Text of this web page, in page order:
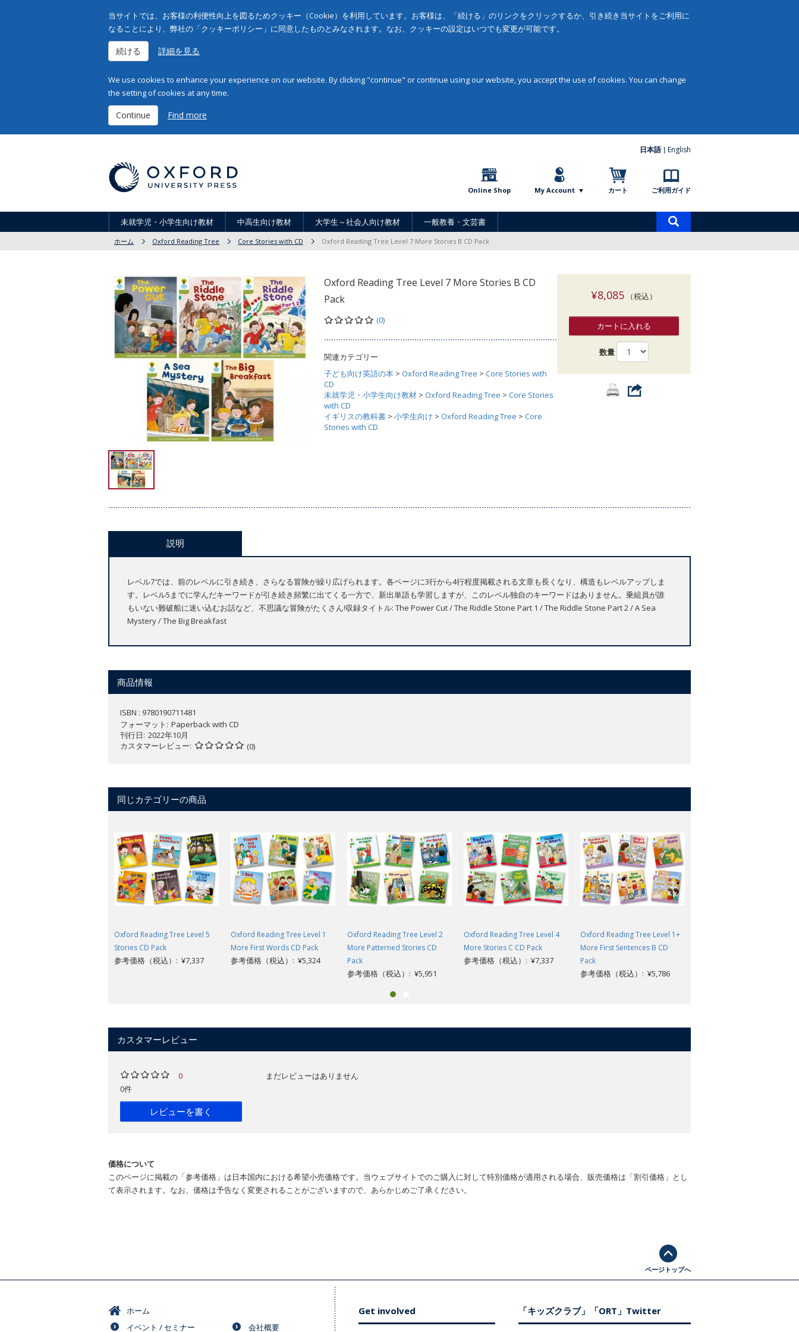
当サイトでは、お客様の利便性向上を図るためクッキー（Cookie）を利用しています。お客様は、「続ける」のリンクをクリックするか、引き続き当サイトをご利用に
なることにより、弊社の「クッキーポリシー」に同意したものとみなされます。なお、クッキーの設定はいつでも変更が可能です。
続ける 詳細を見る
We use cookies to enhance your experience on our website. By clicking "continue" or continue using our website, you accept the use of cookies. You can change
the setting of cookies at any time.
Continue Find more
日本語 English
Online Shop My Account カート ご利用ガイド
未就学児・小学生向け教材 中高生向け教材 大学生～社会人向け教材 一般教養・文芸書
索
ホーム Oxford Reading Tree Core Stories with CD Oxford Reading Tree Level 7 More Stories B CD Pack
Oxford Reading Tree Level 7 More Stories B CD
Pack
(0)
関連カテゴリー
子ども向け英語の本 > Oxford Reading Tree > Core Stories with
CD
未就学児・小学生向け教材 > Oxford Reading Tree > Core Stories
with CD
イギリスの教科書 > 小学生向け > Oxford Reading Tree > Core
Stories with CD
¥8,085（税込）
カートに入れる
数量
説明
レベル7では、前のレベルに引き続き、さらなる冒険が繰り広げられます。各ページに3行から4行程度掲載される文章も長くなり、構造もレベルアップしま
す。レベル5までに学んだキーワードが引き続き頻繁に出てくる一方で、新出単語も学習しますが、このレベル独自のキーワードはありません。乗組員が誰
もいない難破船に迷い込むお話など、不思議な冒険がたくさん!収録タイトル: The Power Cut / The Riddle Stone Part 1 / The Riddle Stone Part 2 / A Sea
Mystery / The Big Breakfast
商品情報
ISBN : 9780190711481
フォーマット
Paperback with CD
刊行日 2022年10月
カスタマーレビュー
(0)
同じカテゴリーの商品
Oxford Reading Tree Level 5
Stories CD Pack
参考価格（税込）: ¥7,337
Oxford Reading Tree Level 1
More First Words CD Pack
参考価格（税込）: ¥5,324
Oxford Reading Tree Level 2
More Patterned Stories CD
Pack
参考価格（税込）: ¥5,951
Oxford Reading Tree Level 4
More Stories C CD Pack
参考価格（税込）: ¥7,337
Oxford Reading Tree Level 1+
More First Sentences B CD
Pack
参考価格（税込）: ¥5,786
カスタマーレビュー
0
0件
レビューを書く
まだレビューはありません
価格について
このページに掲載の「参考価格」は日本国内における希望小売価格です。当ウェブサイトでのご購入に対して特別価格が適用される場合、販売価格は「割引価格」とし
て表示されます。なお、価格は予告なく変更されることがございますので、あらかじめご了承ください。
ページトップへ
ホーム
イベント / セミナー
会社概要
Get involved 「キッズクラブ」「ORT」Twitter